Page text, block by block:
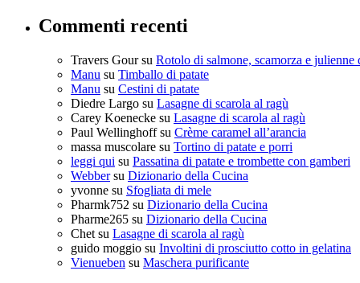
Commenti recenti
Travers Goursu Rotolo di salmone, scamorza e julienne
Manu su Timballo di patate
Manu su Cestini di patate
Diedre Largo su Lasagne di scarola al ragù
Carey Koenecke su Lasagne di scarola al ragù
Paul Wellinghoffsu Crème caramel all’arancia
massa muscolare su Tortino di patate e porri
leggi qui su Passatina di patate e trombette con gamberi
Webbersu Dizionario della Cucina
yvonne su Sfogliata di mele
Pharmk752 su Dizionario della Cucina
Pharme265 su Dizionario della Cucina
Chet su Lasagne di scarola al ragù
guido moggio su Involtini di prosciutto cotto in gelatina
Vienueben su Maschera purificante